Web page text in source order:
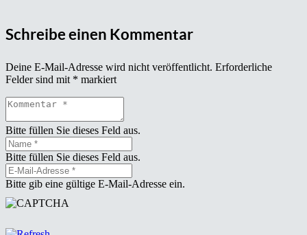
Schreibe einen Kommentar
Deine E-Mail-Adresse wird nicht veröffentlicht. Erforderliche
Felder sind mit * markiert
Bitte füllen Sie dieses Feld aus.
Bitte füllen Sie dieses Feld aus.
Bitte gib eine gültige E-Mail-Adresse ein.